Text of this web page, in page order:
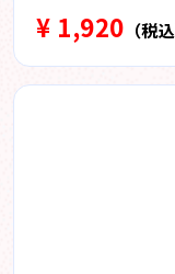
¥ 1,920 （税込